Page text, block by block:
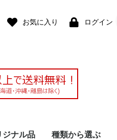
お気に入り ログイン
ジナル品 種類から選ぶ